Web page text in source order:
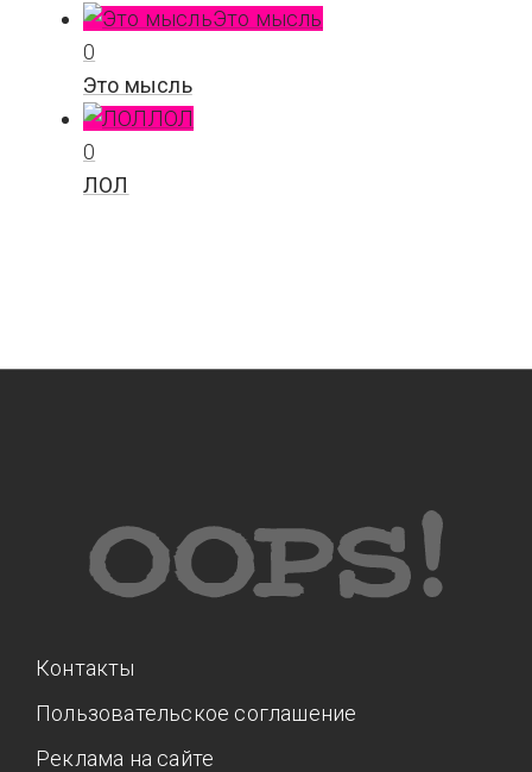
Это мысль
0
Это мысль
ЛОЛ
0
ЛОЛ
Контакты
Пользовательское соглашение
Реклама на сайте